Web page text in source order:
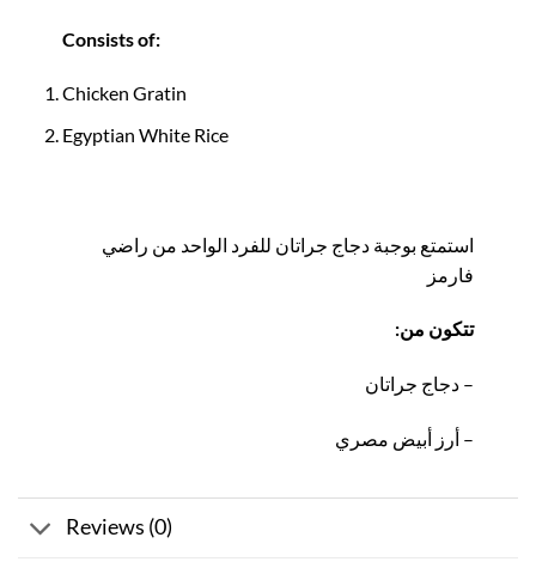
Consists of:
Chicken Gratin
Egyptian White Rice
استمتع بوجبة دجاج جراتان للفرد الواحد من راضي
فارمز
:تتكون من
دجاج جراتان –
أرز أبيض مصري –
Reviews (0)